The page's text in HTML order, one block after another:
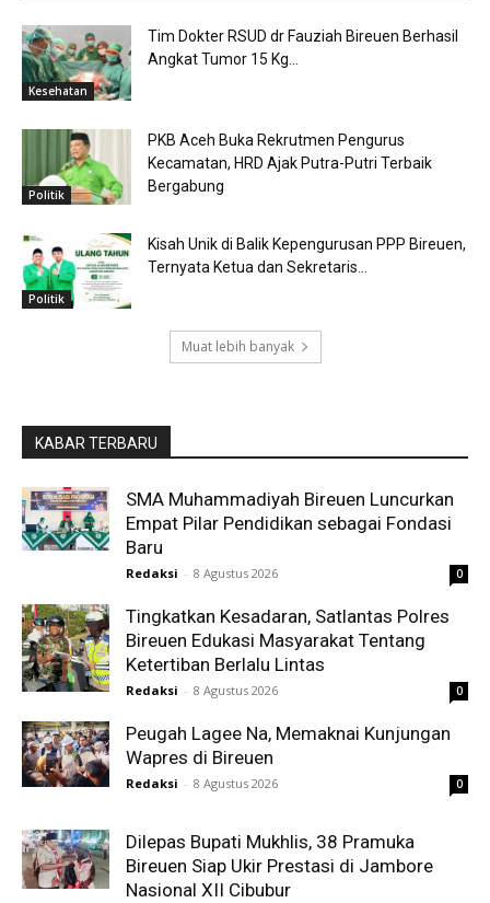
Kesehatan
Tim Dokter RSUD dr Fauziah Bireuen Berhasil
Angkat Tumor 15 Kg...
Politik
PKB Aceh Buka Rekrutmen Pengurus
Kecamatan, HRD Ajak Putra-Putri Terbaik
Bergabung
Politik
Kisah Unik di Balik Kepengurusan PPP Bireuen,
Ternyata Ketua dan Sekretaris...
Muat lebih banyak
KABAR TERBARU
SMA Muhammadiyah Bireuen Luncurkan
Empat Pilar Pendidikan sebagai Fondasi
Baru
Redaksi - 8 Agustus 2026 0
Tingkatkan Kesadaran, Satlantas Polres
Bireuen Edukasi Masyarakat Tentang
Ketertiban Berlalu Lintas
Redaksi - 8 Agustus 2026 0
Peugah Lagee Na, Memaknai Kunjungan
Wapres di Bireuen
Redaksi - 8 Agustus 2026 0
Dilepas Bupati Mukhlis, 38 Pramuka
Bireuen Siap Ukir Prestasi di Jambore
Nasional XII Cibubur